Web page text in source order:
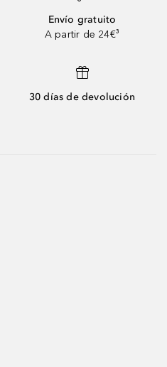
Envío gratuito
A partir de 24€³
30 días de devolución